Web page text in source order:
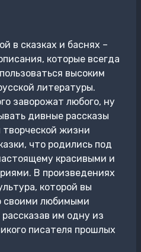
в сказках и баснях –
которые всегда
высоким
литературы.
заворожат любого, ну
дивные рассказы
творческой жизни
что родились под
красивыми и
В произведениях
которой вы
своими любимыми
им одну из
писателя прошлых